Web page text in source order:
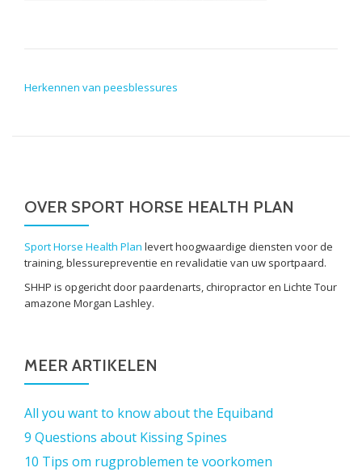
Herkennen van peesblessures
OVER SPORT HORSE HEALTH PLAN
Sport Horse Health Plan levert hoogwaardige diensten voor de
training, blessurepreventie en revalidatie van uw sportpaard.
SHHP is opgericht door paardenarts, chiropractor en Lichte Tour
amazone Morgan Lashley.
MEER ARTIKELEN
All you want to know about the Equiband
9 Questions about Kissing Spines
10 Tips om rugproblemen te voorkomen